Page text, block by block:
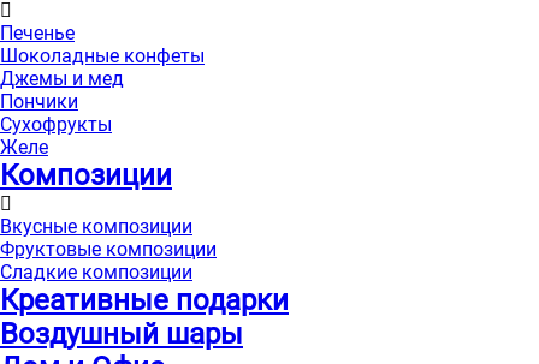
Печенье
Шоколадные конфеты
Джемы и мед
Пончики
Сухофрукты
Желе
Композиции
Вкусные композиции
Фруктовые композиции
Сладкие композиции
Креативные подарки
Воздушный шары